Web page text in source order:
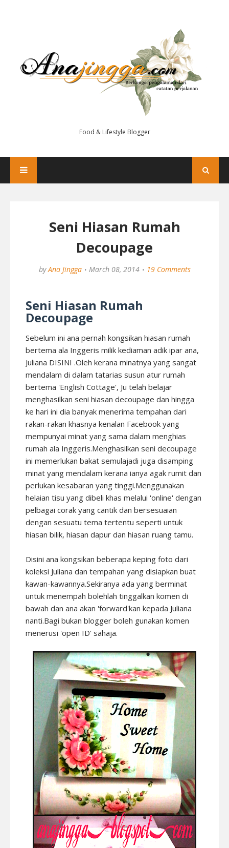
Food & Lifestyle Blogger
Seni Hiasan Rumah
Decoupage
by Ana Jingga March 08, 2014 19 Comments
Seni Hiasan Rumah
Decoupage
Sebelum ini ana pernah kongsikan hiasan rumah
bertema ala Inggeris milik kediaman adik ipar ana,
Juliana DISINI .Oleh kerana minatnya yang sangat
mendalam di dalam tatarias susun atur rumah
bertema 'English Cottage', Ju telah belajar
menghasilkan seni hiasan decoupage dan hingga
ke hari ini dia banyak menerima tempahan dari
rakan-rakan khasnya kenalan Facebook yang
mempunyai minat yang sama dalam menghias
rumah ala Inggeris.Menghasilkan seni decoupage
ini memerlukan bakat semulajadi juga disamping
minat yang mendalam kerana ianya agak rumit dan
perlukan kesabaran yang tinggi.Menggunakan
helaian tisu yang dibeli khas melalui 'online' dengan
pelbagai corak yang cantik dan bersesuaian
dengan sesuatu tema tertentu seperti untuk
hiasan bilik, hiasan dapur dan hiasan ruang tamu.
Disini ana kongsikan beberapa keping foto dari
koleksi Juliana dan tempahan yang disiapkan buat
kawan-kawannya.Sekiranya ada yang berminat
untuk menempah bolehlah tinggalkan komen di
bawah dan ana akan 'forward'kan kepada Juliana
nanti.Bagi bukan blogger boleh gunakan komen
menerusi 'open ID' sahaja.